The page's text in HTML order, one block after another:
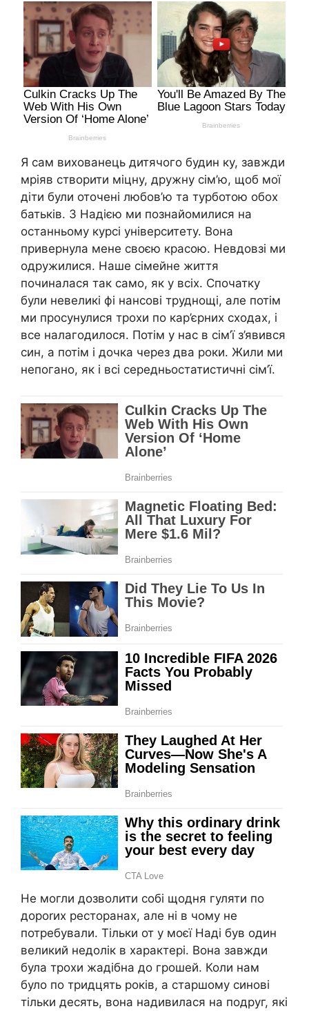
Я сам вихованець дитячого будин ку, завжди
мріяв створити міцну, дружну сім’ю, щоб мої
діти були оточені любов’ю та турботою обох
батьків. З Надією ми познайомилися на
останньому курсі університету. Вона
привернула мене своєю красою. Невдовзі ми
одружилися. Наше сімейне життя
починалася так само, як у всіх. Спочатку
були невеликі фі нансові труднощі, але потім
ми просунулися трохи по кар’єрних сходах, і
все налагодилося. Потім у нас в сім’ї з’явився
син, а потім і дочка через два роки. Жили ми
непогано, як і всі середньостатистичні сім’ї.
Не могли дозволити собі щодня гуляти по
дороrих ресторанах, але ні в чому не
потребували. Тільки от у моєї Наді був один
великий недолік в характері. Вона завжди
була трохи жадібна до грошей. Коли нам
було по тридцять років, а старшому синові
тільки десять, вона надивилася на подруг, які